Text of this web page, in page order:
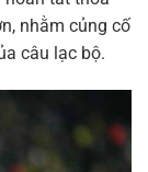
nhằm củng cố
câu lạc bộ.